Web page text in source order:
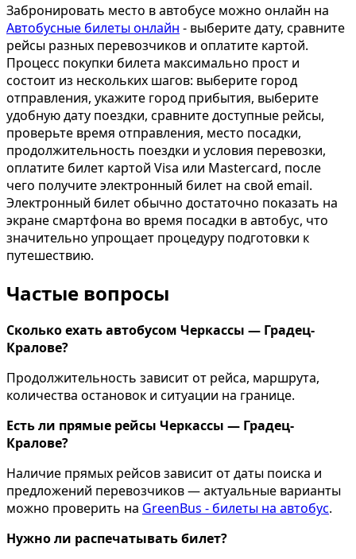
Забронировать место в автобусе можно онлайн на
Автобусные билеты онлайн - выберите дату, сравните
рейсы разных перевозчиков и оплатите картой.
Процесс покупки билета максимально прост и
состоит из нескольких шагов: выберите город
отправления, укажите город прибытия, выберите
удобную дату поездки, сравните доступные рейсы,
проверьте время отправления, место посадки,
продолжительность поездки и условия перевозки,
оплатите билет картой Visa или Mastercard, после
чего получите электронный билет на свой email.
Электронный билет обычно достаточно показать на
экране смартфона во время посадки в автобус, что
значительно упрощает процедуру подготовки к
путешествию.
Частые вопросы
Сколько ехать автобусом Черкассы — Градец-
Кралове?
Продолжительность зависит от рейса, маршрута,
количества остановок и ситуации на границе.
Есть ли прямые рейсы Черкассы — Градец-
Кралове?
Наличие прямых рейсов зависит от даты поиска и
предложений перевозчиков — актуальные варианты
можно проверить на GreenBus - билеты на автобус.
Нужно ли распечатывать билет?